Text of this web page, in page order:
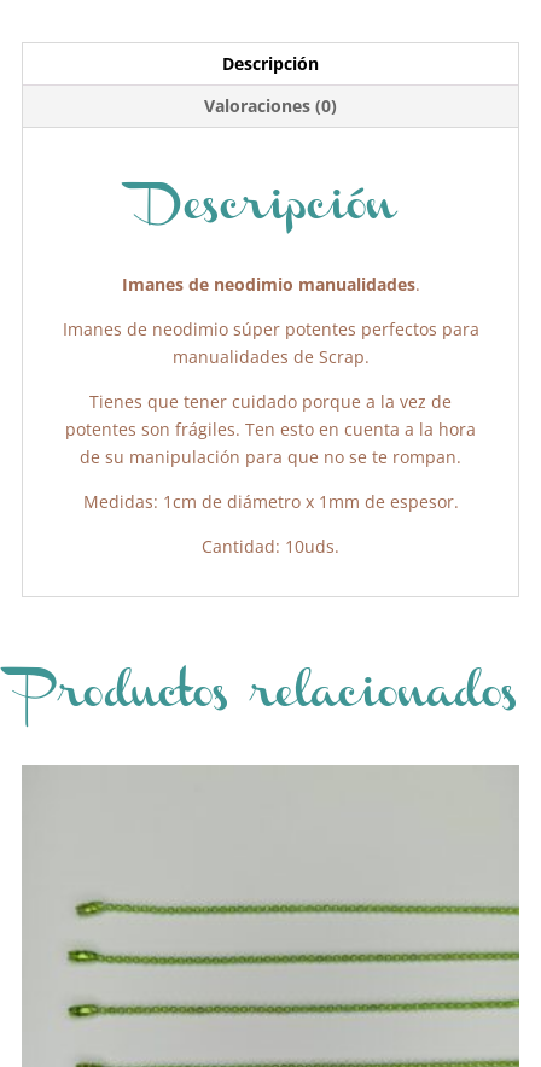
e
b
o
k
er
A
p
p
ar
tir
Descripción
Valoraciones (0)
Descripción
Imanes de neodimio manualidades.
Imanes de neodimio súper potentes perfectos para
manualidades de Scrap.
Tienes que tener cuidado porque a la vez de
potentes son frágiles. Ten esto en cuenta a la hora
de su manipulación para que no se te rompan.
Medidas: 1cm de diámetro x 1mm de espesor.
Cantidad: 10uds.
Productos relacionados